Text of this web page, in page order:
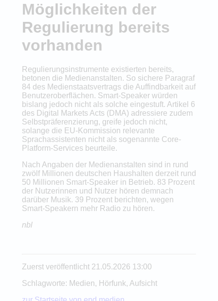
Möglichkeiten der
Regulierung bereits
vorhanden
Regulierungsinstrumente existierten bereits,
betonen die Medienanstalten. So sichere Paragraf
84 des Medienstaatsvertrags die Auffindbarkeit auf
Benutzeroberflächen. Smart-Speaker würden
bislang jedoch nicht als solche eingestuft. Artikel 6
des Digital Markets Acts (DMA) adressiere zudem
Selbstpräferenzierung, greife jedoch nicht,
solange die EU-Kommission relevante
Sprachassistenten nicht als sogenannte Core-
Platform-Services beurteile.
Nach Angaben der Medienanstalten sind in rund
zwölf Millionen deutschen Haushalten derzeit rund
50 Millionen Smart-Speaker in Betrieb. 83 Prozent
der Nutzerinnen und Nutzer hören demnach
darüber Musik. 39 Prozent berichten, wegen
Smart-Speakern mehr Radio zu hören.
nbl
Zuerst veröffentlicht 21.05.2026 13:00
Schlagworte: Medien, Hörfunk, Aufsicht